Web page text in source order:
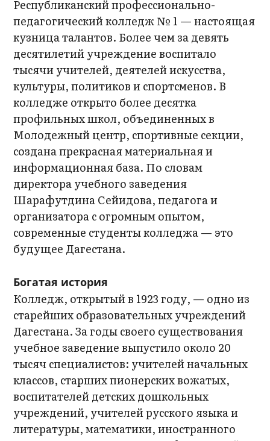
Республиканский профессионально-
педагогический колледж № 1 — настоящая
кузница талантов. Более чем за девять
десятилетий учреждение воспитало
тысячи учителей, деятелей искусства,
культуры, политиков и спортсменов. В
колледже открыто более десятка
профильных школ, объединенных в
Молодежный центр, спортивные секции,
создана прекрасная материальная и
информационная база. По словам
директора учебного заведения
Шарафутдина Сейидова, педагога и
организатора с огромным опытом,
современные студенты колледжа — это
будущее Дагестана.
Богатая история
Колледж, открытый в 1923 году, — одно из
старейших образовательных учреждений
Дагестана. За годы своего существования
учебное заведение выпустило около 20
тысяч специалистов: учителей начальных
классов, старших пионерских вожатых,
воспитателей детских дошкольных
учреждений, учителей русского языка и
литературы, математики, иностранного